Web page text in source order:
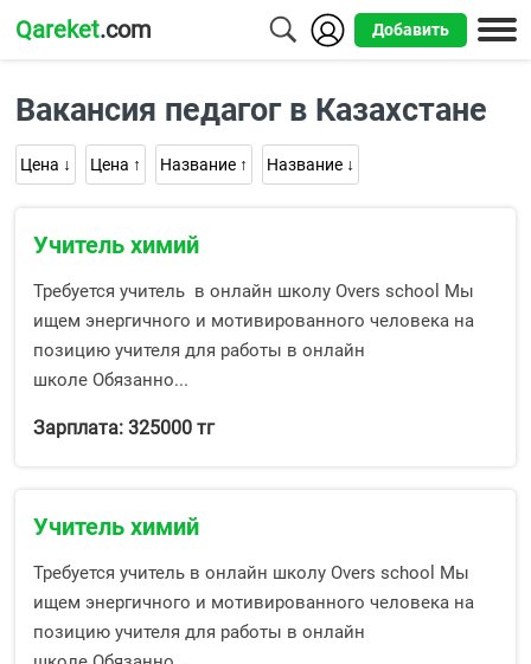
Qareket.com Добавить
Алматы
Астана
Шымкент
Усть-
Каменогорск
Вакансия педагог в Казахстане
Цена ↓ Цена ↑ Название ↑ Название ↓
Учитель химий
Требуется учитель в онлайн школу Overs school Мы
ищем энергичного и мотивированного человека на
позицию учителя для работы в онлайн
школе Обязанно...
Зарплата: 325000 тг
Учитель химий
Требуется учитель в онлайн школу Overs school Мы
ищем энергичного и мотивированного человека на
позицию учителя для работы в онлайн